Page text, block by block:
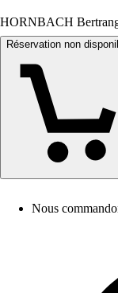
HORNBACH
Réservation non
Nous